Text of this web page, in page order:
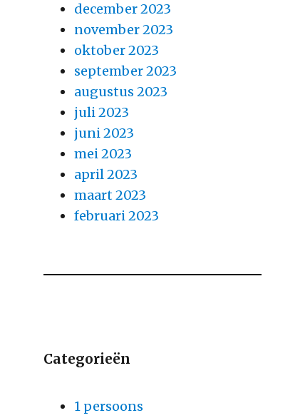
december 2023
november 2023
oktober 2023
september 2023
augustus 2023
juli 2023
juni 2023
mei 2023
april 2023
maart 2023
februari 2023
Categorieën
1 persoons